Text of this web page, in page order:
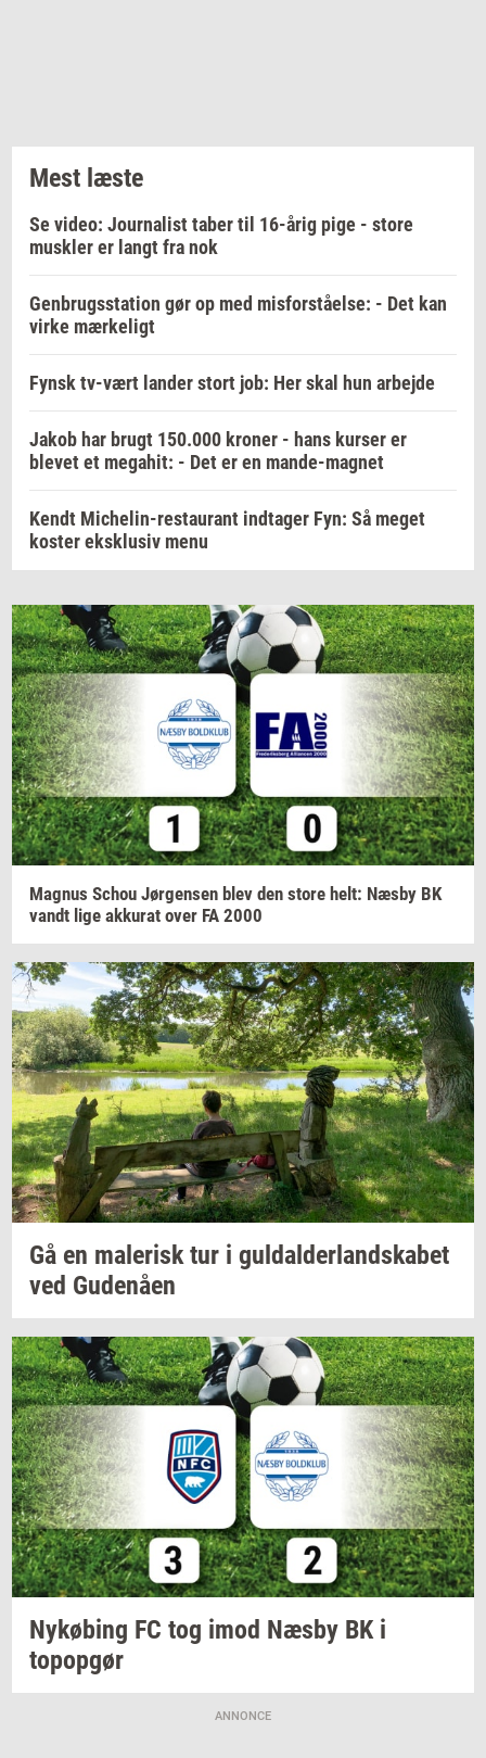
Mest læste
Se video: Journalist taber til 16-årig pige - store
muskler er langt fra nok
Genbrugsstation gør op med misforståelse: - Det kan
virke mærkeligt
Fynsk tv-vært lander stort job: Her skal hun arbejde
Jakob har brugt 150.000 kroner - hans kurser er
blevet et megahit: - Det er en mande-magnet
Kendt Michelin-restaurant indtager Fyn: Så meget
koster eksklusiv menu
Magnus Schou Jør­gen­sen blev den store helt: Næsby BK
vandt lige ak­ku­rat over FA 2000
Gå en ma­le­risktur i gul­dal­der­land­ska­bet
ved Gu­denå­en
Ny­kø­bing FC tog imod Næsby BK i
topop­gør
ANNONCE